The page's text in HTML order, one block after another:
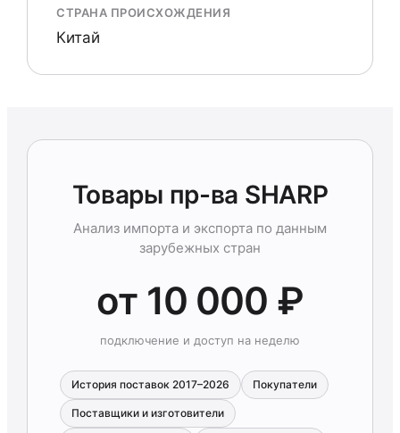
СТРАНА ПРОИСХОЖДЕНИЯ
Китай
Товары пр-ва SHARP
Анализ импорта и экспорта по данным
зарубежных стран
от 10 000 ₽
подключение и доступ на неделю
История поставок 2017–2026 Покупатели
Поставщики и изготовители